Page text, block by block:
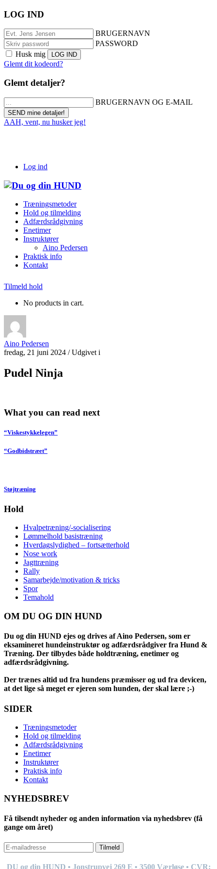
LOG IND
BRUGERNAVN
PASSWORD
Husk mig
Glemt dit kodeord?
Glemt detaljer?
BRUGERNAVN OG E-MAIL
AAH, vent, nu husker jeg!
Log ind
Træningsmetoder
Hold og tilmelding
Adfærdsrådgivning
Enetimer
Instruktører
Aino Pedersen
Praktisk info
Kontakt
Tilmeld hold
No products in cart.
Aino Pedersen
fredag, 21 juni 2024 /Udgivet i
Pudel Ninja
What you can read next
“Viskestykkelegen”
“Godbidstræet”
Støjtræning
Hold
Hvalpetræning/-socialisering
Lømmelhold basistræning
Hverdagslydighed – fortsætterhold
Nose work
Jagttræning
Rally
Samarbejde/motivation & tricks
Spor
Temahold
OM DU OG DIN HUND
Du og din HUND ejes og drives af Aino Pedersen, som er
eksamineret hundeinstruktør og adfærdsrådgiver fra Hund &
Træning. Der tilbydes både holdtræning, enetimer og
adfærdsrådgivning.
Der trænes altid ud fra hundens præmisser og ud fra devicen,
at det lige så meget er ejeren som hunden, der skal lære ;-)
SIDER
Træningsmetoder
Hold og tilmelding
Adfærdsrådgivning
Enetimer
Instruktører
Praktisk info
Kontakt
NYHEDSBREV
Få tilsendt nyheder og anden information via nyhedsbrev (få
gange om året)
Tilmeld
DU og din HUND • Jonstrupvej 269 E • 3500 Værløse • CVR: